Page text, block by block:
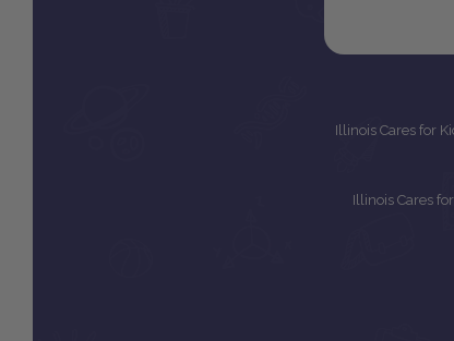
Illinois Cares for
Illinois Cares